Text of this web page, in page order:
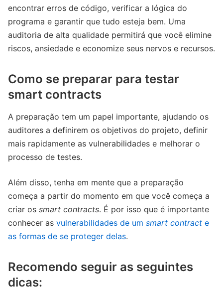
encontrar erros de código, verificar a lógica do
programa e garantir que tudo esteja bem. Uma
auditoria de alta qualidade permitirá que você elimine
riscos, ansiedade e economize seus nervos e recursos.
Como se preparar para testar
smart contracts
A preparação tem um papel importante, ajudando os
auditores a definirem os objetivos do projeto, definir
mais rapidamente as vulnerabilidades e melhorar o
processo de testes.
Além disso, tenha em mente que a preparação
começa a partir do momento em que você começa a
criar os smart contracts. É por isso que é importante
conhecer as vulnerabilidades de um smart contract e
as formas de se proteger delas.
Recomendo seguir as seguintes
dicas: